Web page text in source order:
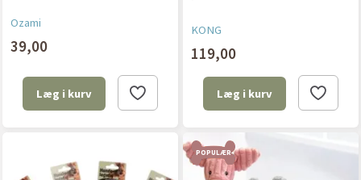
Ozami
39,00
Læg i kurv
KONG
119,00
Læg i kurv
POPULÆR